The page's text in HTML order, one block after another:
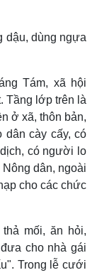
dậu, dùng ngựa
Tám, xã hội
Tầng lớp trên là
ở xã, thôn bản,
cày cấy, có
có người lo
dân, ngoài
cho các chức
mối, ăn hỏi,
cho nhà gái
Trong lễ cưới